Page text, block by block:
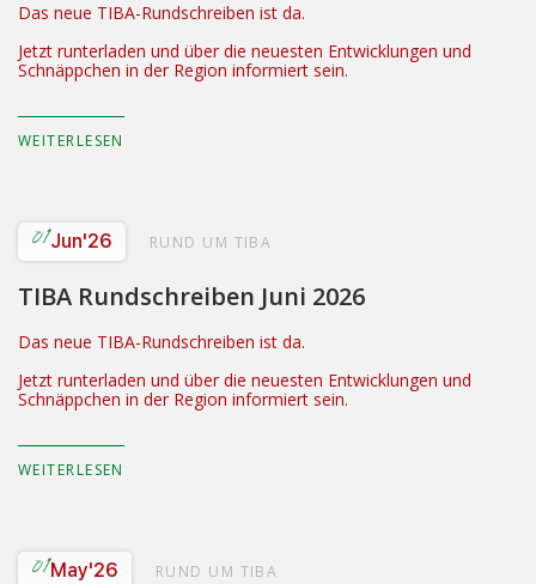
Das neue TIBA-Rundschreiben ist da.
Jetzt runterladen und über die neuesten Entwicklungen und
Schnäppchen in der Region informiert sein.
WEITERLESEN
01Jun'26 RUND UM TIBA
TIBA Rundschreiben Juni 2026
Das neue TIBA-Rundschreiben ist da.
Jetzt runterladen und über die neuesten Entwicklungen und
Schnäppchen in der Region informiert sein.
WEITERLESEN
01May'26 RUND UM TIBA